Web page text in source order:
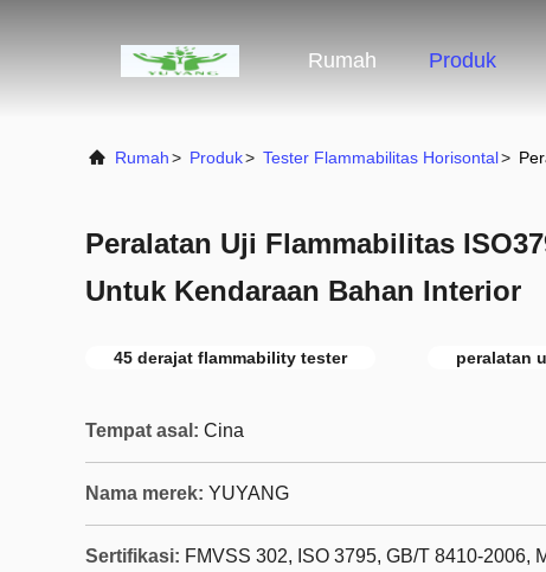
Rumah Produk
Rumah> Produk> Tester Flammabilitas Horisontal>
Peralatan Uji Flammabilitas
Untuk Kendaraan Bahan Interior
45 derajat flammability tester peralatan
Tempat asal: Cina
Nama merek: YUYANG
Sertifikasi: FMVSS 302, ISO 3795, GB/T 8410-2006,